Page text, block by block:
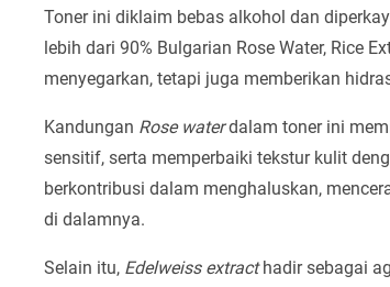
Toner ini diklaim bebas alkohol dan
lebih dari 90% Bulgarian Rose Water, Rice
menyegarkan, tetapi juga memberikan
Kandungan Rose waterdalam toner ini
sensitif, serta memperbaiki tekstur kulit
berkontribusi dalam menghaluskan,
di dalamnya.
Selain itu, Edelweiss extracthadir sebagai